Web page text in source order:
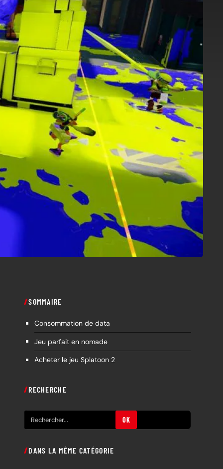
SOMMAIRE
Consommation de data
Jeu parfait en nomade
Acheter le jeu Splatoon 2
RECHERCHE
e
h
OK
DANS LA MÊME CATÉGORIE